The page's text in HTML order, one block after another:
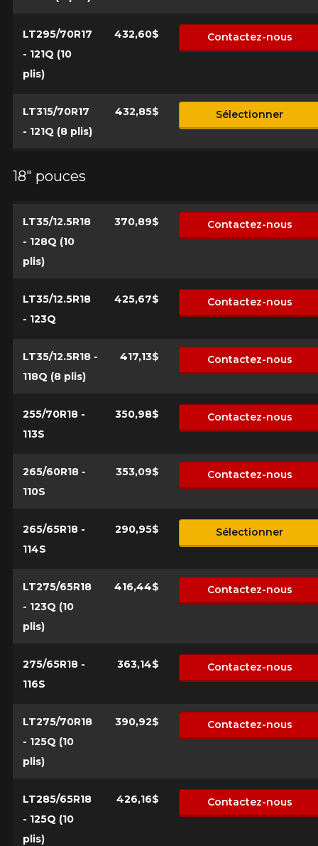
LT295/70R17
- 121Q (10
plis)
432,60$ Contactez-nous
LT315/70R17
- 121Q (8 plis)
432,85$ Sélectionner
18" pouces
LT35/12.5R18
- 128Q (10
plis)
370,89$ Contactez-nous
LT35/12.5R18
- 123Q
425,67$ Contactez-nous
LT35/12.5R18 -
118Q (8 plis)
417,13$ Contactez-nous
255/70R18 -
113S
350,98$ Contactez-nous
265/60R18 -
110S
353,09$ Contactez-nous
265/65R18 -
114S
290,95$ Sélectionner
LT275/65R18
- 123Q (10
plis)
416,44$ Contactez-nous
275/65R18 -
116S
363,14$ Contactez-nous
LT275/70R18
- 125Q (10
plis)
390,92$ Contactez-nous
LT285/65R18
- 125Q (10
plis)
426,16$ Contactez-nous